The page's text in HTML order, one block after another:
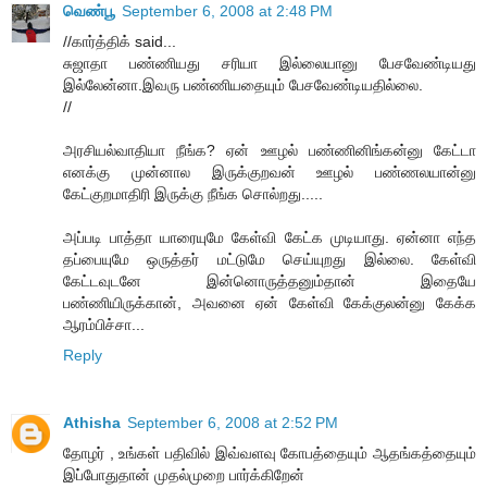
வெண்பூ September 6, 2008 at 2:48 PM
//கார்த்திக் said...
சுஜாதா பண்ணியது சரியா இல்லையானு பேசவேண்டியது
இல்லேன்னா.இவரு பண்ணியதையும் பேசவேண்டியதில்லை.
//
அரசியல்வாதியா நீங்க? ஏன் ஊழல் பண்ணினிங்கன்னு கேட்டா
எனக்கு முன்னால இருக்குறவன் ஊழல் பண்ணலயான்னு
கேட்குறமாதிரி இருக்கு நீங்க சொல்றது.....
அப்படி பாத்தா யாரையுமே கேள்வி கேட்க முடியாது. ஏன்னா எந்த
தப்பையுமே ஒருத்தர் மட்டுமே செய்யுறது இல்லை. கேள்வி
கேட்டவுடனே இன்னொருத்தனும்தான் இதையே
பண்ணியிருக்கான், அவனை ஏன் கேள்வி கேக்குலன்னு கேக்க
ஆரம்பிச்சா...
Reply
Athisha September 6, 2008 at 2:52 PM
தோழர் , உங்கள் பதிவில் இவ்வளவு கோபத்தையும் ஆதங்கத்தையும்
இப்போதுதான் முதல்முறை பார்க்கிறேன்